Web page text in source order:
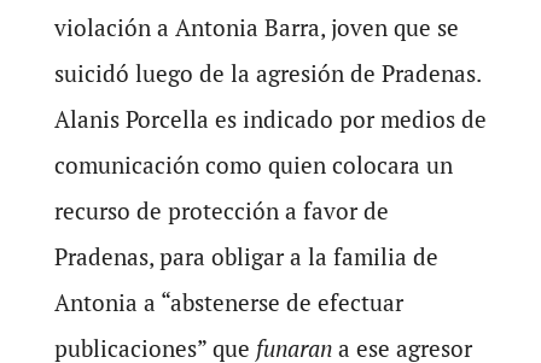
violación a Antonia Barra, joven que se
suicidó luego de la agresión de Pradenas.
Alanis Porcella es indicado por medios de
comunicación como quien colocara un
recurso de protección a favor de
Pradenas, para obligar a la familia de
Antonia a “abstenerse de efectuar
publicaciones” que funarana ese agresor